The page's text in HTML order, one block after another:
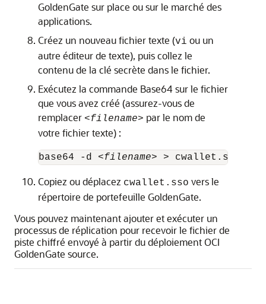
GoldenGate sur place ou sur le marché des
applications.
Créez un nouveau fichier texte (vi ou un
autre éditeur de texte), puis collez le
contenu de la clé secrète dans le fichier.
Exécutez la commande Base64 sur le fichier
que vous avez créé (assurez-vous de
remplacer <filename> par le nom de
votre fichier texte) :
base64 -d <filename> > cwallet.sso
Copiez ou déplacez cwallet.sso vers le
répertoire de portefeuille GoldenGate.
Vous pouvez maintenant ajouter et exécuter un
processus de réplication pour recevoir le fichier de
piste chiffré envoyé à partir du déploiementOCI
GoldenGate source.